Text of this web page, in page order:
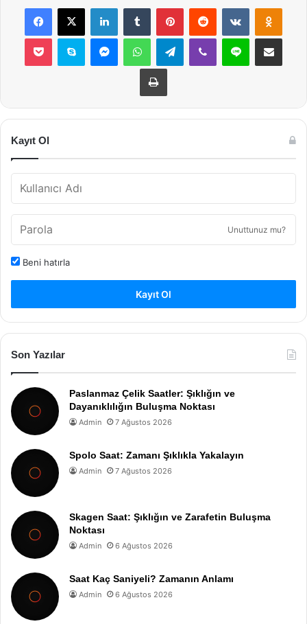
Facebook
X LinkedInTumblr PinterestReddit VKontakte
Pocket Skype MessengerWhatsAppTelegramViber Line E-Posta ile
Yazdır
Kayıt Ol
Unuttunuz mu?
Beni hatırla
Kayıt Ol
Son Yazılar
Paslanmaz Çelik Saatler: Şıklığın ve
Dayanıklılığın Buluşma Noktası
Admin 7 Ağustos 2026
Spolo Saat: Zamanı Şıklıkla Yakalayın
Admin 7 Ağustos 2026
Skagen Saat: Şıklığın ve Zarafetin Buluşma
Noktası
Admin 6 Ağustos 2026
Saat Kaç Saniyeli? Zamanın Anlamı
Admin 6 Ağustos 2026